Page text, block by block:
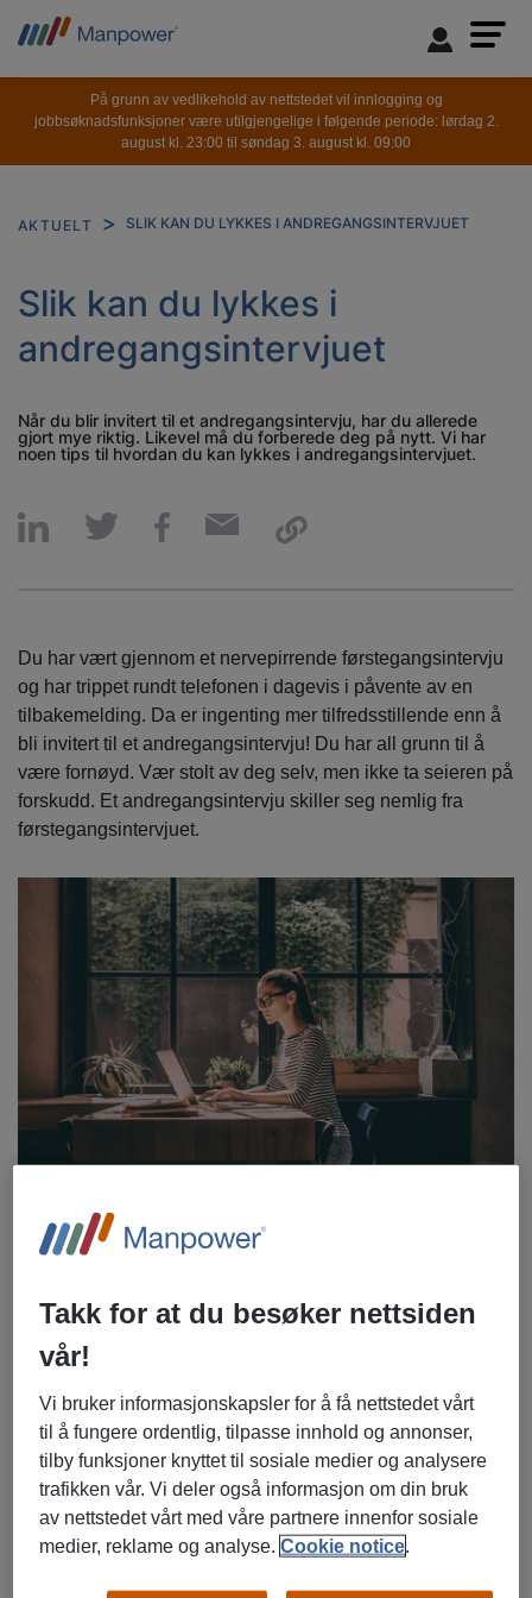
På grunn av vedlikehold av nettstedet vil innlogging og
jobbsøknadsfunksjoner være utilgjengelige i følgende periode: lørdag 2.
august kl. 23:00 til søndag 3. august kl. 09:00
AKTUELT SLIK KAN DU LYKKES I ANDREGANGSINTERVJUET
Slik kan du lykkes i
andregangsintervjuet
Når du blir invitert til et andregangsintervju, har du allerede
gjort mye riktig. Likevel må du forberede deg på nytt. Vi har
noen tips til hvordan du kan lykkes i andregangsintervjuet.
Du har vært gjennom et nervepirrende førstegangsintervju
og har trippet rundt telefonen i dagevis i påvente av en
tilbakemelding. Da er ingenting mer tilfredsstillende enn å
bli invitert til et andregangsintervju! Du har all grunn til å
være fornøyd. Vær stolt av deg selv, men ikke ta seieren på
forskudd. Et andregangsintervju skiller seg nemlig fra
førstegangsintervjuet.
Nå vil arbeidsgiveren gjerne følge opp spørsmålene som
helt sikre i sin sak, ville de kanskje gitt deg jobbtilbudet
forsterke intervjuerens inntrykk av at du er riktig kandidat
for jobben.
Du må ikke bli usikker av den grunn. Intervjueren likte deg,
ellers hadde du ikke blitt invitert tilbake. Han eller hun har
bestemt seg for å gi deg muligheten til å kapre jobben. Vi
har noen tips til hvordan du kan overbevise dem.
Takk for at du besøker nettsiden
vår!
Vi bruker informasjonskapsler for å få nettstedet vårt
til å fungere ordentlig, tilpasse innhold og annonser,
tilby funksjoner knyttet til sosiale medier og analysere
trafikken vår. Vi deler også informasjon om din bruk
av nettstedet vårt med våre partnere innenfor sosiale
medier, reklame og analyse.Cookie notice.